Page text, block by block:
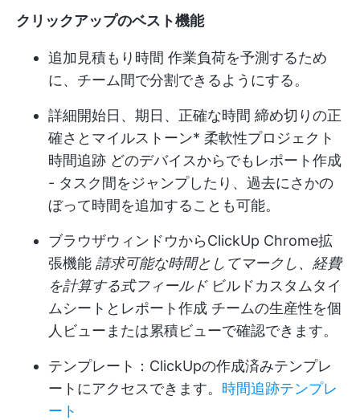
クリックアップのベスト機能
追加見積もり時間 作業負荷を予測するため
に、チーム間で分割できるようにする。
詳細開始日、期日、正確な時間 締め切りの正
確さと マイルストーン* 柔軟性プロジェクト
時間追跡 どのデバイスからでもレポート作成
- タスク間をジャンプしたり、過去にさかの
ぼって時間を追加することも可能。
ブラウザウィンドウからClickUp Chrome拡
張機能 請求可能な時間としてマークし、経費
を計算する式フィールドビルドカスタムタイ
ムシートとレポート作成 チームの生産性を個
人ビューまたは累積ビューで確認できます。
テンプレート：ClickUpの作成済みテンプレ
ートにアクセスできます。 時間追跡テンプレ
ート